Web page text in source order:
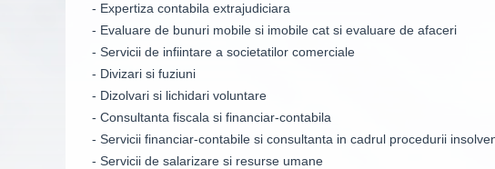
- Expertiza contabila extrajudiciara
- Evaluare de bunuri mobile si imobile cat si evaluare de afaceri
- Servicii de infiintare a societatilor comerciale
- Divizari si fuziuni
- Dizolvari si lichidari voluntare
- Consultanta fiscala si financiar-contabila
- Servicii financiar-contabile si consultanta in cadrul procedurii
- Servicii de salarizare si resurse umane